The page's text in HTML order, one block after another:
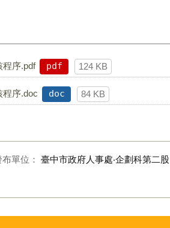
程序.pdf pdf 124 KB
序.doc doc 84 KB
布單位： 臺中市政府人事處‧企劃科第二股